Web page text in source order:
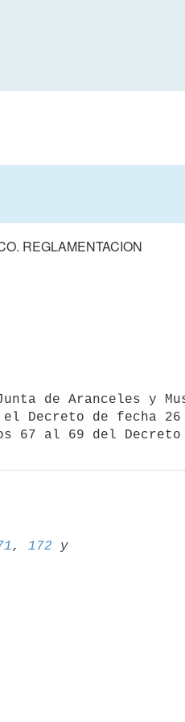
REGLAMENTACION
de Aranceles y
Decreto de fecha
67 al 69 del Decreto
, 172